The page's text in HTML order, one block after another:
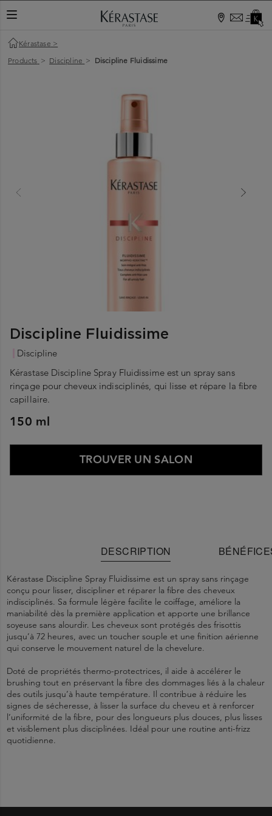
TOGGLE NAVIGATION
Kérastase >
Products > Discipline > Discipline Fluidissime
Discipline Fluidissime
Discipline
Kérastase Discipline Spray Fluidissime est un spray sans
rinçage pour cheveux indisciplinés, qui lisse et répare la fibre
capillaire.
150 ml
TROUVER UN SALON
DESCRIPTION
Kérastase Discipline Spray Fluidissime est un spray sans rinçage
conçu pour lisser, discipliner et réparer la fibre des cheveux
indisciplinés. Sa formule légère facilite le coiffage, améliore la
maniabilité dès la première application et apporte une brillance
soyeuse sans alourdir. Les cheveux sont protégés des frisottis
jusqu’à 72 heures, avec un toucher souple et une finition aérienne
qui conserve le mouvement naturel de la chevelure.
Doté de propriétés thermo-protectrices, il aide à accélérer le
brushing tout en préservant la fibre des dommages liés à la chaleur
des outils jusqu’à haute température. Il contribue à réduire les
signes de sécheresse, à lisser la surface du cheveu et à renforcer
l’uniformité de la fibre, pour des longueurs plus douces, plus lisses
et visiblement plus disciplinées. Idéal pour une routine anti-frizz
quotidienne.